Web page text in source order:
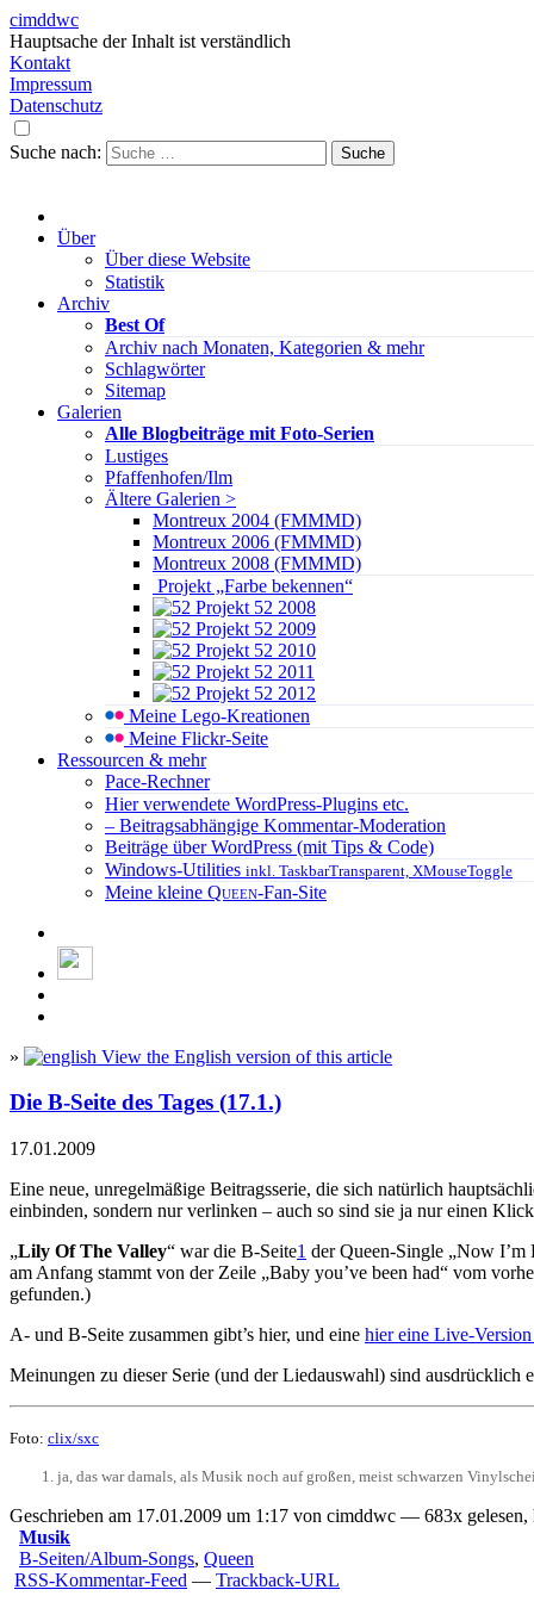
cimddwc
Hauptsache der Inhalt ist verständlich
Kontakt
Impressum
Datenschutz
Suche nach:
Über
Über diese Website
Statistik
Archiv
Best Of
Archiv nach Monaten, Kategorien & mehr
Schlagwörter
Sitemap
Galerien
Alle Blogbeiträge mit Foto-Serien
Lustiges
Pfaffenhofen/Ilm
Ältere Galerien >
Montreux 2004 (FMMMD)
Montreux 2006 (FMMMD)
Montreux 2008 (FMMMD)
Projekt „Farbe bekennen“
Projekt 52 2008
Projekt 52 2009
Projekt 52 2010
Projekt 52 2011
Projekt 52 2012
Meine Lego-Kreationen
Meine Flickr-Seite
Ressourcen & mehr
Pace-Rechner
Hier verwendete WordPress-Plugins etc.
– Beitragsabhängige Kommentar-Moderation
Beiträge über WordPress (mit Tips & Code)
Windows-Utilities inkl. TaskbarTransparent, XMouseToggle
Meine kleine Queen-Fan-Site
» View the English version of this article
Die B-Seite des Tages (17.1.)
17.01.2009
Eine neue, unregelmäßige Beitragsserie, die sich natürlich
einbinden, sondern nur verlinken – auch so sind sie ja nur einen
„Lily Of The Valley“ war die B-Seite1 der Queen-Single „Now I’m
am Anfang stammt von der Zeile „Baby you’ve been had“ vom
gefunden.)
A- und B-Seite zusammen gibt’s hier, und eine hier eine Live-
Meinungen zu dieser Serie (und der Liedauswahl) sind ausdrücklich
Foto: clix/sxc
ja, das war damals, als Musik noch auf großen, meist schwarzen
Geschrieben am 17.01.2009 um 1:17 von cimddwc — 683x gelesen,
Musik
B-Seiten/Album-Songs, Queen
RSS-Kommentar-Feed — Trackback-URL